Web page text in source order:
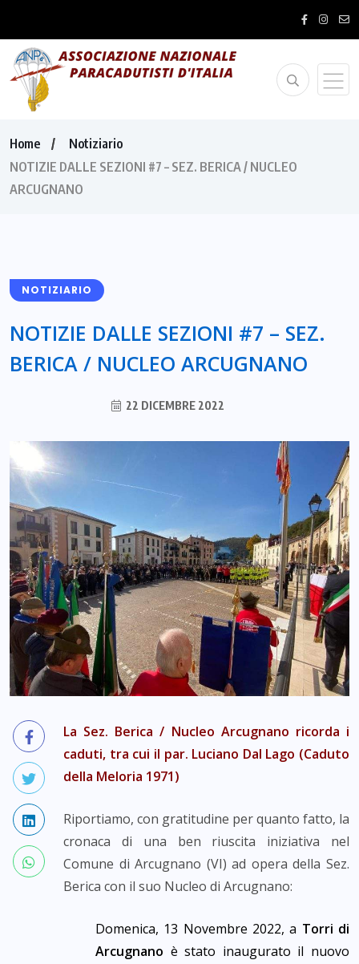
Home
Notiziario
NOTIZIE DALLE SEZIONI #7 – SEZ. BERICA / NUCLEO
ARCUGNANO
NOTIZIARIO
NOTIZIE DALLE SEZIONI #7 – SEZ.
BERICA / NUCLEO ARCUGNANO
22 DICEMBRE 2022
La Sez. Berica / Nucleo Arcugnano ricorda i
caduti, tra cui il par. Luciano Dal Lago (Caduto
della Meloria 1971)
Riportiamo, con gratitudine per quanto fatto, la
cronaca di una ben riuscita iniziativa nel
Comune di Arcugnano (VI) ad opera della Sez.
Berica con il suo Nucleo di Arcugnano:
Domenica, 13 Novembre 2022, a Torri di
Arcugnano è stato inaugurato il nuovo